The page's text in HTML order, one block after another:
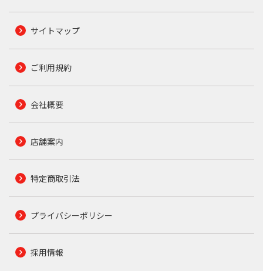
サイトマップ
ご利用規約
会社概要
店舗案内
特定商取引法
プライバシーポリシー
採用情報